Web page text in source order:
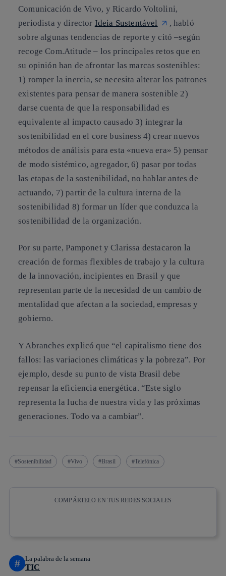
Comunicación de Vivo, y Ricardo Voltolini,
periodista y director Ideia Sustentável
, habló
sobre algunas tendencias de reporte y citó –según
recoge Com.Atitude – los principales retos que en
su opinión han de afrontar las marcas sostenibles:
1) romper la inercia, se necesita alterar los patrones
existentes para pensar de manera sostenible 2)
darse cuenta de que la responsabilidad es
equivalente al impacto causado 3) integrar la
sostenibilidad en el core business 4) crear nuevos
métodos de análisis para esta «nueva era» 5) pensar
de modo sistémico, agregador, 6) pasar por todas
las etapas de la sostenibilidad, no hablar antes de
actuando, 7) partir de la cultura interna de la
sostenibilidad 8) formar un líder que conduzca la
sostenibilidad de la organización.
Por su parte, Pamponet y Clarissa destacaron la
creación de formas flexibles de trabajo y la cultura
de la innovación, incipientes en Brasil y que
representan parte de la necesidad de un cambio de
mentalidad que afectan a la sociedad, empresas y
gobierno.
Y Abranches explicó que “el capitalismo tiene dos
fallos: las variaciones climáticas y la pobreza”. Por
ejemplo, desde su punto de vista Brasil debe
repensar la eficiencia energética. “Este siglo
representa la lucha de nuestra vida y las próximas
generaciones. Todo va a cambiar”.
Sostenibilidad Vivo Brasil Telefónica
COMPÁRTELO EN TUS REDES SOCIALES
# La palabra de la semana
TIC